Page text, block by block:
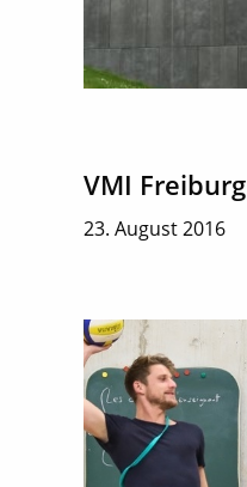
VMI Freiburg
23. August 2016